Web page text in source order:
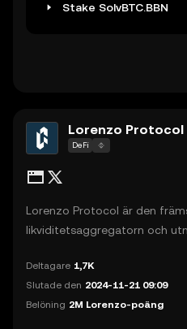
Stake SolvBTC.BBN
Lorenzo Protocol
DeFi
Lorenzo Protocol är den
likviditetsaggregatorn och
avkastningsbärande tokens
utgivning, handel och
Deltagare 1,7K
Slutade den 2024-11-21 09:09
Belöning 2M Lorenzo-poäng